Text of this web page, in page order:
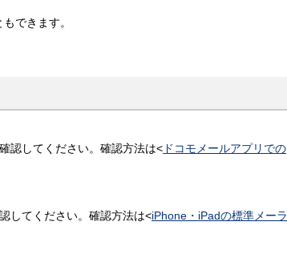
できます。
認してください。確認方法は< ドコモメールアプリでの
してください。確認方法は<iPhone・iPadの標準メーラ